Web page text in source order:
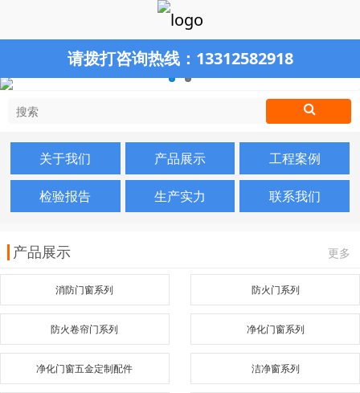
请拨打咨询热线： 13312582918
关于我们 产品展示 工程案例
检验报告 生产实力 联系我们
产品展示
消防门窗系列 防火门系列
防火卷帘门系列 净化门窗系列
净化门窗五金定制配件 洁净窗系列
更多